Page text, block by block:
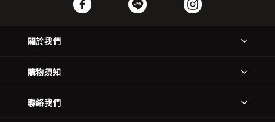
關於我們
購物須知
聯絡我們